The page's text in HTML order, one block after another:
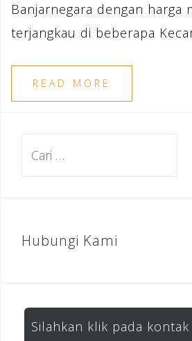
Banjarnegara dengan harga
terjangkau di beberapa
READ MORE
Hubungi Kami
Silahkan klik pada